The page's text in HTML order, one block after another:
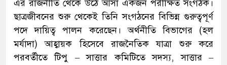
এর রাজনীতি থেকে উঠে আসা একজন পরীক্ষিত সংগঠক।
ছাত্রজীবনের শুরু থেকেই তিনি সংগঠনের বিভিন্ন গুরুত্বপূর্ণ
পদে দায়িত্ব পালন করেছেন। অর্থনীতি বিভাগের (হল
মর্যাদা) আহ্বায়ক হিসেবে রাজনৈতিক যাত্রা শুরু করে
পরবর্তীতে টিপু – সাত্তার কমিটিতে সদস্য, সাত্তার –